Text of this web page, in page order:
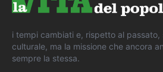
i tempi cambiati e, rispetto al
culturale, ma la missione che ancora
sempre la stessa.